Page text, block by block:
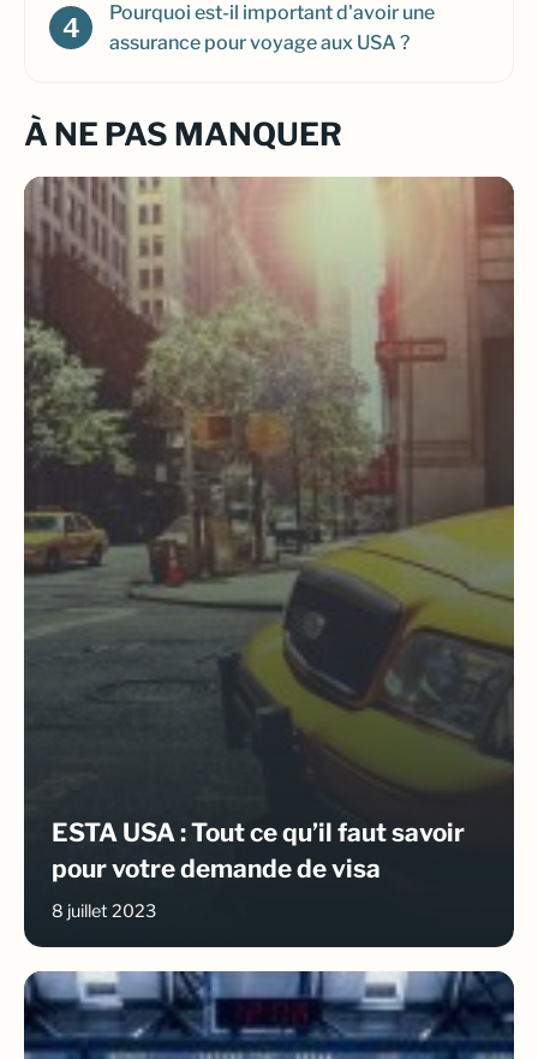
Pourquoi est-il important d'avoir une
assurance pour voyage aux USA ?
À NE PAS MANQUER
ESTA USA : Tout ce qu’il faut savoir
pour votre demande de visa
8 juillet 2023